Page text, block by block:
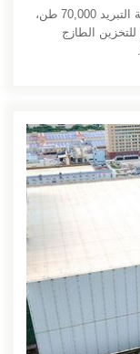
القدرة الإنتاجية لمشروع المركز اللوجستي لسلسة التبريد 70,000 طن،
التخزين التبريدي، 20,000 طن للتخزين الطازج